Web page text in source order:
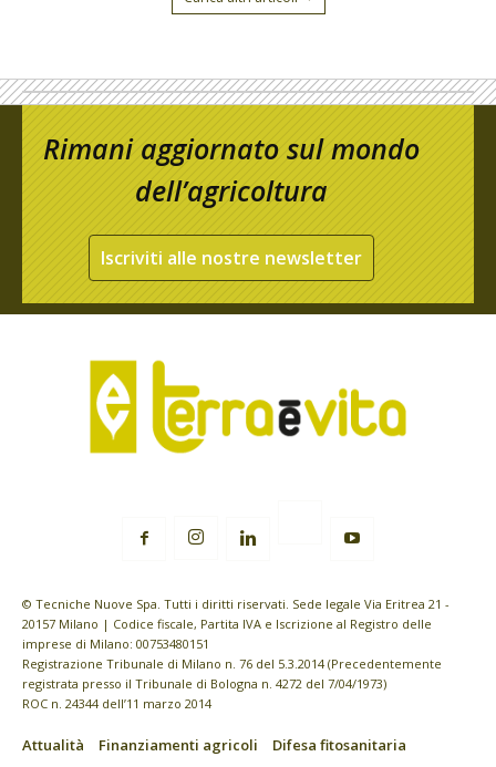
Rimani aggiornato sul mondo
dell’agricoltura
Iscriviti alle nostre newsletter
© Tecniche Nuove Spa. Tutti i diritti riservati. Sede legale Via Eritrea 21 -
20157 Milano | Codice fiscale, Partita IVA e Iscrizione al Registro delle
imprese di Milano: 00753480151
Registrazione Tribunale di Milano n. 76 del 5.3.2014 (Precedentemente
registrata presso il Tribunale di Bologna n. 4272 del 7/04/1973)
ROC n. 24344 dell’11 marzo 2014
Attualità Finanziamenti agricoli
Difesa fitosanitaria